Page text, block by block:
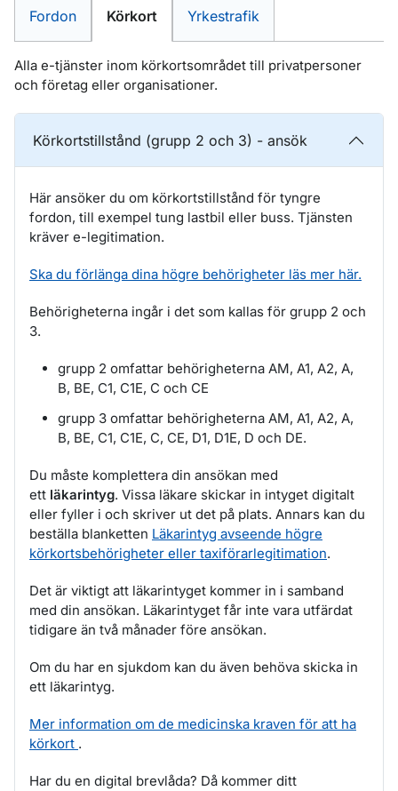
E-tjänster inom
Fordon E-tjänster inom
Körkort E-tjänster inom
Yrkestrafik
Alla e-tjänster inom körkortsområdet till privatpersoner
och företag eller organisationer.
Körkortstillstånd (grupp 2 och 3) - ansök
Här ansöker du om körkortstillstånd för tyngre
fordon, till exempel tung lastbil eller buss. Tjänsten
kräver e-legitimation.
Ska du förlänga dina högre behörigheter läs mer här.
Behörigheterna ingår i det som kallas för grupp 2 och
3.
grupp 2 omfattar behörigheterna AM, A1, A2, A,
B, BE, C1, C1E, C och CE
grupp 3 omfattar behörigheterna AM, A1, A2, A,
B, BE, C1, C1E, C, CE, D1, D1E, D och DE.
Du måste komplettera din ansökan med
ett läkarintyg. Vissa läkare skickar in intyget digitalt
eller fyller i och skriver ut det på plats. Annars kan du
beställa blanketten Läkarintyg avseende högre
körkortsbehörigheter eller taxiförarlegitimation.
Det är viktigt att läkarintyget kommer in i samband
med din ansökan. Läkarintyget får inte vara utfärdat
tidigare än två månader före ansökan.
Om du har en sjukdom kan du även behöva skicka in
ett läkarintyg.
Mer information om de medicinska kraven för att ha
körkort .
Har du en digital brevlåda? Då kommer ditt